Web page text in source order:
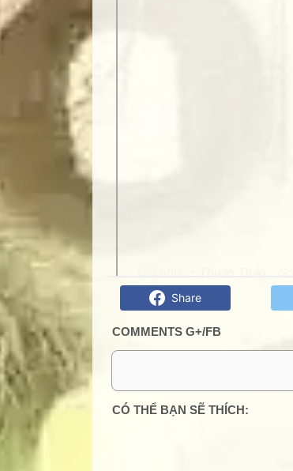
Share
COMMENTS G+/FB
0 Comment:
CÓ THỂ BẠN SẼ THÍCH: